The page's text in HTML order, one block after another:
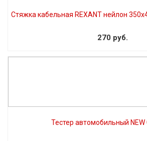
Стяжка кабельная REXANT нейлон
270 руб.
Тестер автомобильный NEW